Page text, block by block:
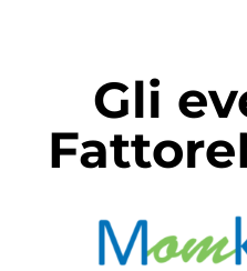
Gli